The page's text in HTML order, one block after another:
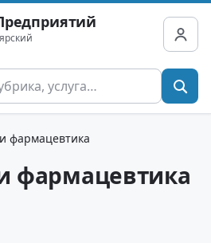
фармацевтика
фармацевтика